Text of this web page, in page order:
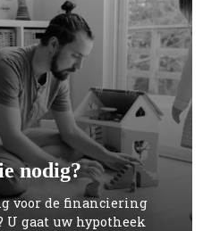
nodig?
voor de financiering
gaat uw hypotheek